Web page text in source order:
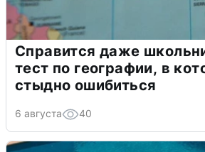
Справится даже
тест по географии, в
стыдно ошибиться
6 августа 40